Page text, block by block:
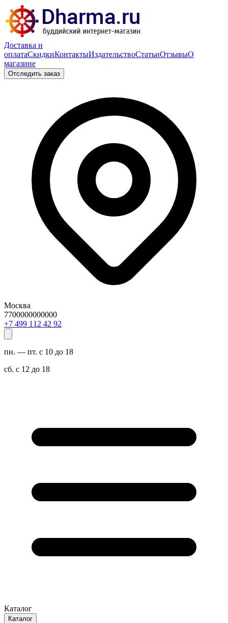
Доставка и
оплатаСкидкиКонтактыИздательствоСтатьиОтзывыО
магазине
Отследить заказ
Москва
7700000000000
29 24 211 994 7+
пн. — пт. с 10 до 18
сб. с 12 до 18
Каталог
Каталог